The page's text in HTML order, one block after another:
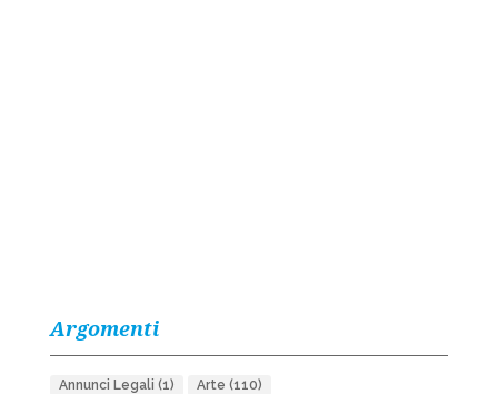
Argomenti
Annunci Legali (1) Arte (110)